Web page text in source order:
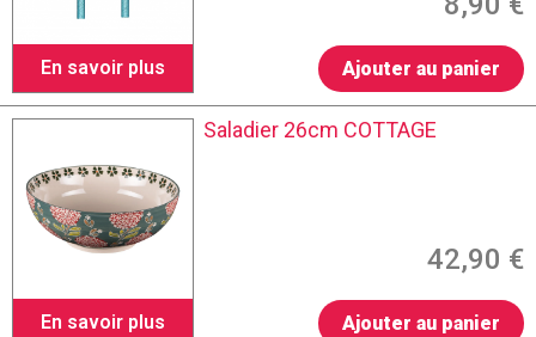
En savoir plus Ajouter au panier
En savoir plus
Saladier 26cm COTTAGE
42,90 €
Ajouter au panier